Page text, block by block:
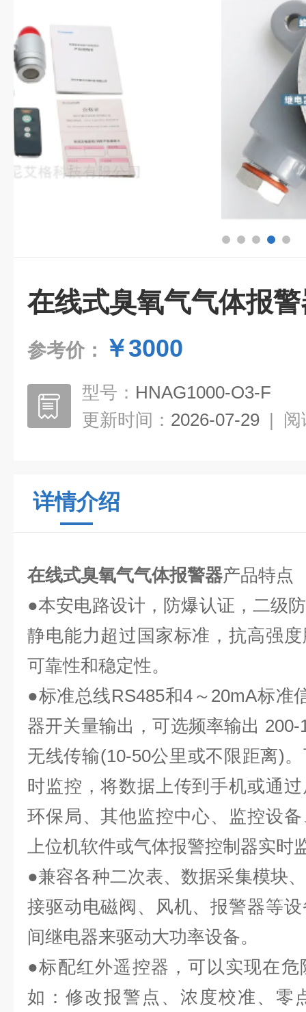
在线式臭氧气气体报
参考价： ￥3000
型号： HNAG1000-O3-F
更新时间： 2026-07-29 | 阅
详情介绍
在线式臭氧气气体报警器产品特点
●本安电路设计，防爆认证，二级
静电能力超过国家标准，抗高强
可靠性和稳定性。
●标准总线RS485和4～20mA标准
器开关量输出，可选频率输出
无线传输(10-50公里或不限距离)
时监控，将数据上传到手机或通
环保局、其他监控中心、监控设
上位机软件或气体报警控制器实时
●兼容各种二次表、数据采集模块
接驱动电磁阀、风机、报警器等
间继电器来驱动大功率设备。
●标配红外遥控器，可以实现在
如：修改报警点、浓度校准、零